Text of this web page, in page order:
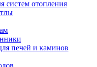
систем отопления
печей и каминов